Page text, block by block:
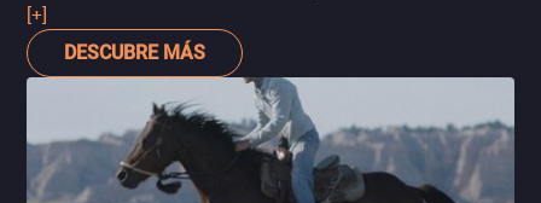
los elementos que se volverían frecuentes en la
filmografía posterior de la directora, como el trabajo con
actores no profesionales, en una historia sobre la vida en
los márgenes de la sociedad estadounidense. Aquí
seguimos a un joven que vive en una reserva de nativos
americanos llamada Pine Ridge, y que está por irse a Los
Ángeles. Sin embargo, los planes cambian por la
[+]
DESCUBRE MÁS